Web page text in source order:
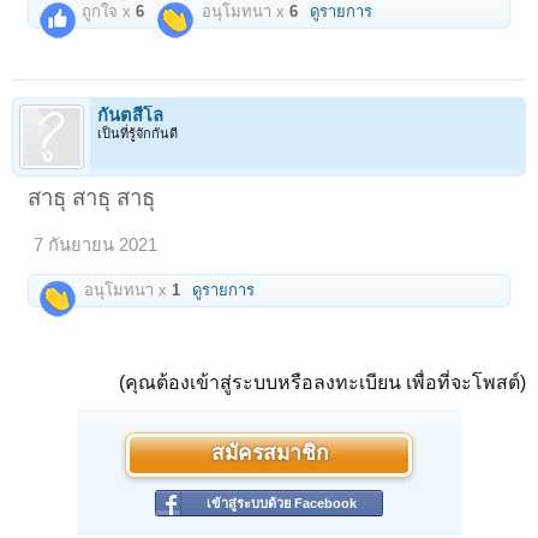
ถูกใจ x6 อนุโมทนา x6 ดูรายการ
กันตสีโล
เป็นที่รู้จักกันดี
สาธุ สาธุ สาธุ
7 กันยายน 2021
อนุโมทนา x 1 ดูรายการ
(คุณต้องเข้าสู่ระบบหรือลงทะเบียน เพื่อที่จะโพสต์)
สมัครสมาชิก
เข้าสู่ระบบด้วย Facebook